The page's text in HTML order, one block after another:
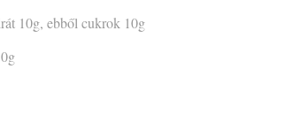
10g, ebből cukrok 10g